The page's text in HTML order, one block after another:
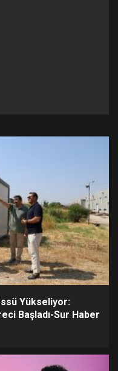
Yükseliyor:
Başladı-Sur Haber